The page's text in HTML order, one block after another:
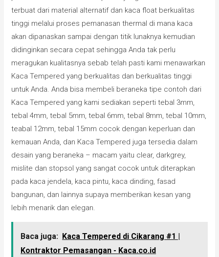
terbuat dari material alternatif dan kaca float berkualitas
tinggi melalui proses pemanasan thermal di mana kaca
akan dipanaskan sampai dengan titik lunaknya kemudian
didinginkan secara cepat sehingga Anda tak perlu
meragukan kualitasnya sebab telah pasti kami menawarkan
Kaca Tempered yang berkualitas dan berkualitas tinggi
untuk Anda. Anda bisa membeli beraneka tipe contoh dari
Kaca Tempered yang kami sediakan seperti tebal 3mm,
tebal 4mm, tebal 5mm, tebal 6mm, tebal 8mm, tebal 10mm,
teabal 12mm, tebal 15mm cocok dengan keperluan dan
kemauan Anda, dan Kaca Tempered juga tersedia dalam
desain yang beraneka – macam yaitu clear, darkgrey,
mislite dan stopsol yang sangat cocok untuk diterapkan
pada kaca jendela, kaca pintu, kaca dinding, fasad
bangunan, dan lainnya supaya memberikan kesan yang
lebih menarik dan elegan.
Baca juga: Kaca Tempered di Cikarang #1 |
Kontraktor Pemasangan - Kaca.co.id